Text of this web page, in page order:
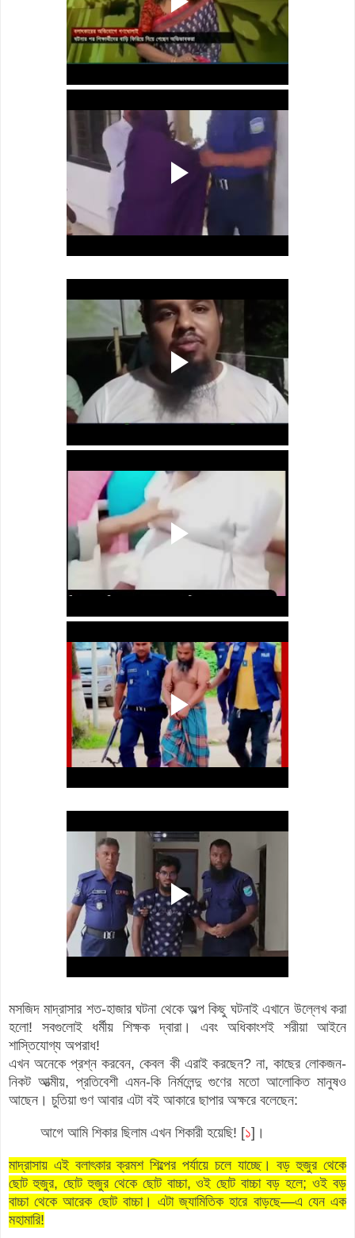
মসজিদ মাদ্রাসার শত-হাজার ঘটনা থেকে অল্প কিছু ঘটনাই এখানে উল্লেখ করা
হলো! সবগুলোই ধর্মীয় শিক্ষক দ্বারা। এবং অধিকাংশই শরীয়া আইনে
শাস্তিযোগ্য অপরাধ!
এখন অনেকে প্রশ্ন করবেন, কেবল কী এরাই করছেন? না, কাছের লোকজন-
নিকট আত্মীয়, প্রতিবেশী এমন-কি নির্মলেন্দু গুণের মতো আলোকিত মানুষও
আছেন। চুতিয়া গুণ আবার এটা বই আকারে ছাপার অক্ষরে বলেছেন:
আগে আমি শিকার ছিলাম এখন শিকারী হয়েছি! [১]।
মাদ্রাসায় এই বলাৎকার ক্রমশ শিল্পের পর্যায়ে চলে যাচ্ছে। বড় হুজুর থেকে
ছোট হুজুর, ছোট হুজুর থেকে ছোট বাচ্চা, ওই ছোট বাচ্চা বড় হলে; ওই বড়
বাচ্চা থেকে আরেক ছোট বাচ্চা। এটা জ্যামিতিক হারে বাড়ছে—এ যেন এক
মহামারি!